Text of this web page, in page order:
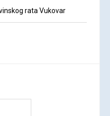
rata Vukovar